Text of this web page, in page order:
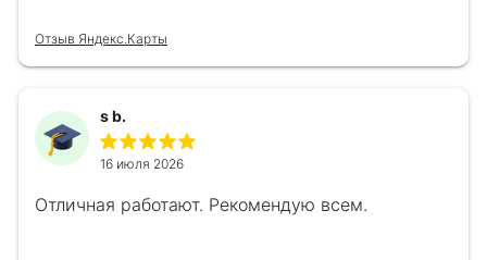
Отзыв Яндекс.Карты
s b.
16 июля 2026
Отличная работают. Рекомендую всем.